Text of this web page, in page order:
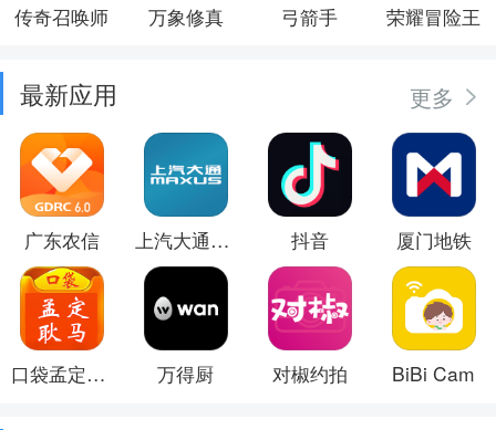
传奇召唤师 万象修真 弓箭手 荣耀冒险王
最新应用 更多
广东农信 上汽大通MAXUS 抖音 厦门地铁
口袋孟定耿马 万得厨 对椒约拍 BiBi Cam